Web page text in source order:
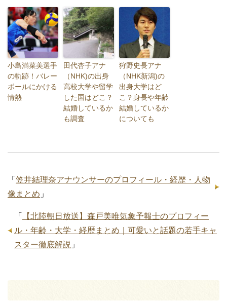
小島満菜美選手
の軌跡！バレー
ボールにかける
情熱
田代杏子アナ
（NHK)の出身
高校大学や留学
した国はどこ？
結婚しているか
も調査
狩野史長アナ
（NHK新潟)の
出身大学はど
こ？身長や年齢
結婚しているか
についても
「 笠井結理奈アナウンサーのプロフィール・経歴・人物
像まとめ 」
「
【北陸朝日放送】森戸美唯気象予報士のプロフィー
ル・年齢・大学・経歴まとめ｜可愛いと話題の若手キャ
スター徹底解説 」